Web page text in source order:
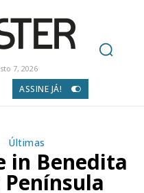
7, 2026
ASSINE JÁ!
Últimas
in Benedita